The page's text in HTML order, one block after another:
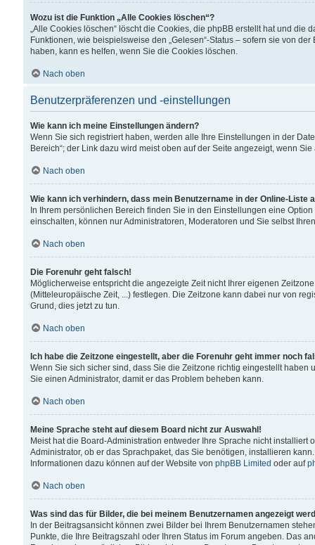
Wozu ist die Funktion „Alle Cookies löschen“?
„Alle Cookies löschen“ löscht die Cookies, die phpBB erstellt hat und
Funktionen, wie beispielsweise den „Gelesen“-Status – sofern sie von
haben, kann es helfen, wenn Sie die Cookies löschen.
Nach oben
Benutzerpräferenzen und -einstellungen
Wie kann ich meine Einstellungen ändern?
Wenn Sie sich registriert haben, werden alle Ihre Einstellungen in der
Bereich“; der Link dazu wird meist oben auf der Seite angezeigt, wenn
Nach oben
Wie kann ich verhindern, dass mein Benutzername in der Online-Liste
In Ihrem persönlichen Bereich finden Sie in den Einstellungen eine
einschalten, können nur Administratoren, Moderatoren und Sie selbst
Nach oben
Die Forenuhr geht falsch!
Möglicherweise entspricht die angezeigte Zeit nicht Ihrer eigenen
(Mitteleuropäische Zeit, ...) festlegen. Die Zeitzone kann dabei nur von
Grund, dies jetzt zu tun.
Nach oben
Ich habe die Zeitzone eingestellt, aber die Forenuhr geht immer noch
Wenn Sie sich sicher sind, dass Sie die Zeitzone richtig eingestellt
Sie einen Administrator, damit er das Problem beheben kann.
Nach oben
Meine Sprache steht auf diesem Board nicht zur Auswahl!
Meist hat die Board-Administration entweder Ihre Sprache nicht
Administrator, ob er das Sprachpaket, das Sie benötigen, installieren
Informationen dazu können auf der Website von phpBB Limited oder auf
Nach oben
Was sind das für Bilder, die bei meinem Benutzernamen angezeigt
In der Beitragsansicht können zwei Bilder bei Ihrem Benutzernamen
Punkte, die Ihre Beitragszahl oder Ihren Status im Forum angeben. Das